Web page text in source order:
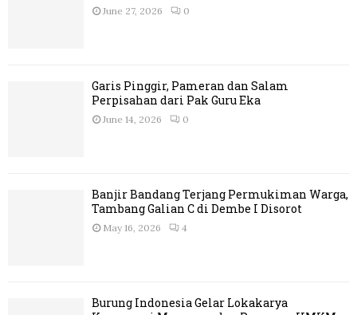
June 27, 2026 0
Garis Pinggir, Pameran dan Salam
Perpisahan dari Pak Guru Eka
June 14, 2026 0
Banjir Bandang Terjang Permukiman Warga,
Tambang Galian C di Dembe I Disorot
May 16, 2026 4
Burung Indonesia Gelar Lokakarya